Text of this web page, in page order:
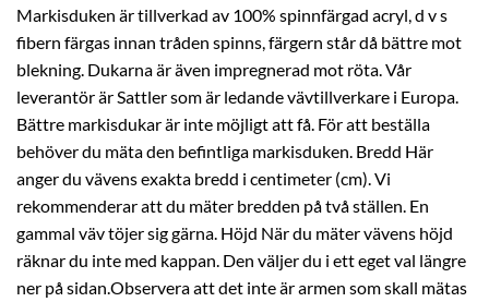
Markisduken är tillverkad av 100% spinnfärgad acryl, d v s
fibern färgas innan tråden spinns, färgern står då bättre mot
blekning. Dukarna är även impregnerad mot röta. Vår
leverantör är Sattler som är ledande vävtillverkare i Europa.
Bättre markisdukar är inte möjligt att få. För att beställa
behöver du mäta den befintliga markisduken. Bredd Här
anger du vävens exakta bredd i centimeter (cm). Vi
rekommenderar att du mäter bredden på två ställen. En
gammal väv töjer sig gärna. Höjd När du mäter vävens höjd
räknar du inte med kappan. Den väljer du i ett eget val längre
ner på sidan.Observera att det inte är armen som skall mätas